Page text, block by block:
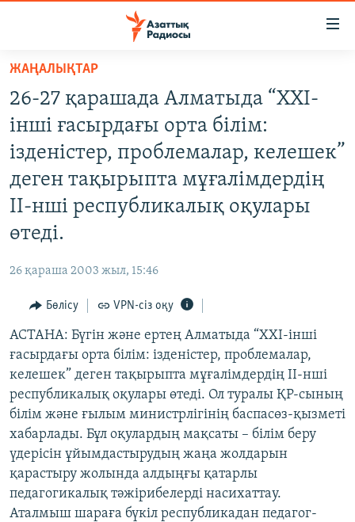
Skip
main
content
Skip
to
main
Navigation
to
AZATTYQTV
АДАМ ҚҰҚЫҚТАРЫ
ӘЛЕУМЕТ
Русский
ЖАЗЫЛЫҢЫЗ
Басқа тілдерде
ЖАҢАЛЫҚТАР
26-27 қарашада Алматыда “ХХІ-
інші ғасырдағы орта білім:
ізденістер, проблемалар, келешек”
деген тақырыпта мұғалімдердің
ІІ-нші республикалық оқулары
өтеді.
26 қараша 2003 жыл, 15:46
Бөлісу VPN-сіз оқу
АСТАНА: Бүгін және ертең Алматыда “ХХІ-інші
ғасырдағы орта білім: ізденістер, проблемалар,
келешек” деген тақырыпта мұғалімдердің ІІ-нші
республикалық оқулары өтеді. Ол туралы ҚР-сының
білім және ғылым министрлігінің баспасөз-қызметі
хабарлады. Бұл оқулардың мақсаты – білім беру
үдерісін ұйымдастырудың жаңа жолдарын
қарастыру жолында алдыңғы қатарлы
педагогикалық тәжірибелерді насихаттау.
Аталмыш шараға бүкіл республикадан педагог-